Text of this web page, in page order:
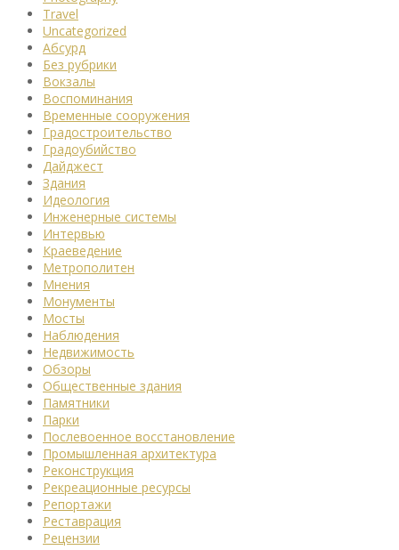
Travel
Uncategorized
Абсурд
Без рубрики
Вокзалы
Воспоминания
Временные сооружения
Градостроительство
Градоубийство
Дайджест
Здания
Идеология
Инженерные системы
Интервью
Краеведение
Метрополитен
Мнения
Монументы
Мосты
Наблюдения
Недвижимость
Обзоры
Общественные здания
Памятники
Парки
Послевоенное восстановление
Промышленная архитектура
Реконструкция
Рекреационные ресурсы
Репортажи
Реставрация
Рецензии